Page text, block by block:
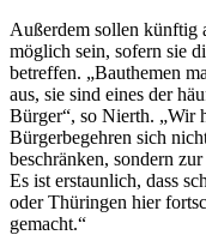
Außerdem sollen künftig
möglich sein, sofern sie
betreffen. „Bauthemen
aus, sie sind eines der
Bürger“, so Nierth. „Wir
Bürgerbegehren sich
beschränken, sondern
Es ist erstaunlich, dass
oder Thüringen hier
gemacht.“